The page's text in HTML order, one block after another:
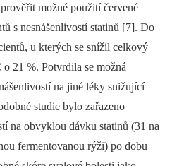
možné použití červené
s nesnášenlivostí statinů [7]. Do
u kterých se snížil celkový
21 %. Potvrdila se možná
na jiné léky snižující
studie bylo zařazeno
na obvyklou dávku statinů (31 na
fermentovanou rýži) po dobu